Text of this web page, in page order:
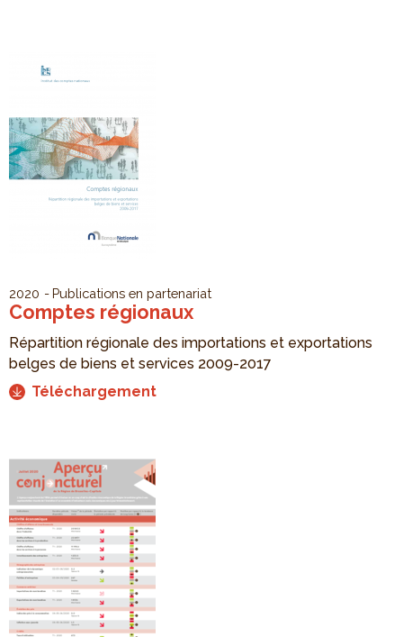
2020 Publications en partenariat
Comptes régionaux
Répartition régionale des importations et exportations
belges de biens et services 2009-2017
Téléchargement